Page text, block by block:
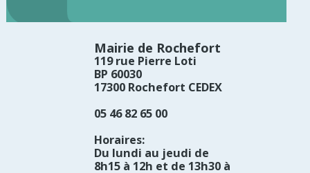
Mairie de Rochefort
119 rue Pierre Loti
BP 60030
17300 Rochefort CEDEX
05 46 82 65 00
Horaires:
Du lundi au jeudi de
8h15 à 12h et de 13h30 à